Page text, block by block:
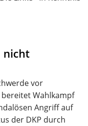
nicht
vor
Wahlkampf
Angriff auf
der DKP durch